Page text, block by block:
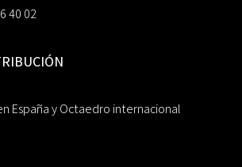
40 02
España y Octaedro internacional